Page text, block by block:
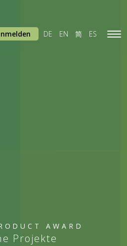
AWARD
Projekte
DE EN 简 ES